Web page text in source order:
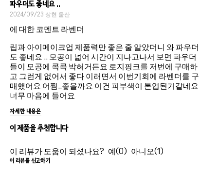
파우더도 좋네요 ..
2024/09/23 상현 울산
에 대한 코멘트 라벤더
립과 아이메이크업 제품력만 좋은 줄 알았더니 와 파우더
도 좋네요 .. 모공이 넓어 시간이 지나고나서 보면 파우더
들이 모공에 콕콕 박혀거든요 로지핑크를 저번에 구매하
고 그런게 없어서 좋다 이러면서 이번기회에 라벤더를 구
매했어요 어쩜..좋을까요 이건 피부색이 톤업된거같네요
너무 마음에 들어요
자세한 내용은
이 제품을 추천합니다
이 리뷰가 도움이 되셨나요? 0 1
이 리뷰를 신고하기